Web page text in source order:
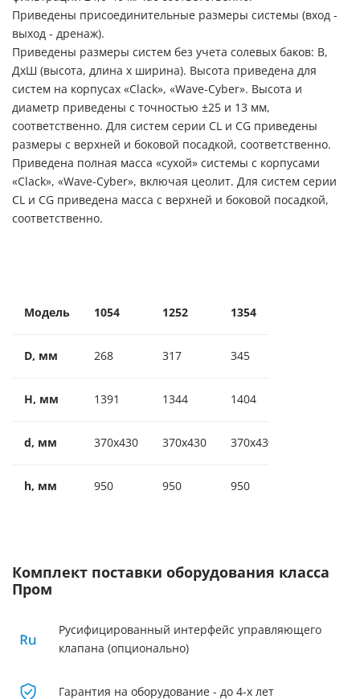
Приведены присоединительные размеры системы (вход -
выход - дренаж).
Приведены размеры систем без учета солевых баков: В,
ДхШ (высота, длина х ширина). Высота приведена для
систем на корпусах «Clack», «Wave-Cyber». Высота и
диаметр приведены с точностью ±25 и 13 мм,
соответственно. Для систем серии CL и CG приведены
размеры с верхней и боковой посадкой, соответственно.
Приведена полная масса «сухой» системы с корпусами
«Clack», «Wave-Cyber», включая цеолит. Для систем серии
CL и CG приведена масса с верхней и боковой посадкой,
соответственно.
Модель 1054 1252 1354
D, мм 268 317 345
H, мм 1391 1344 1404
d, мм 370x430 370x430 370x430
h, мм 950 950 950
Комплект поставки оборудования класса
Пром
Русифицированный интерфейс управляющего
клапана (опционально)
Гарантия на оборудование - до 4-х лет